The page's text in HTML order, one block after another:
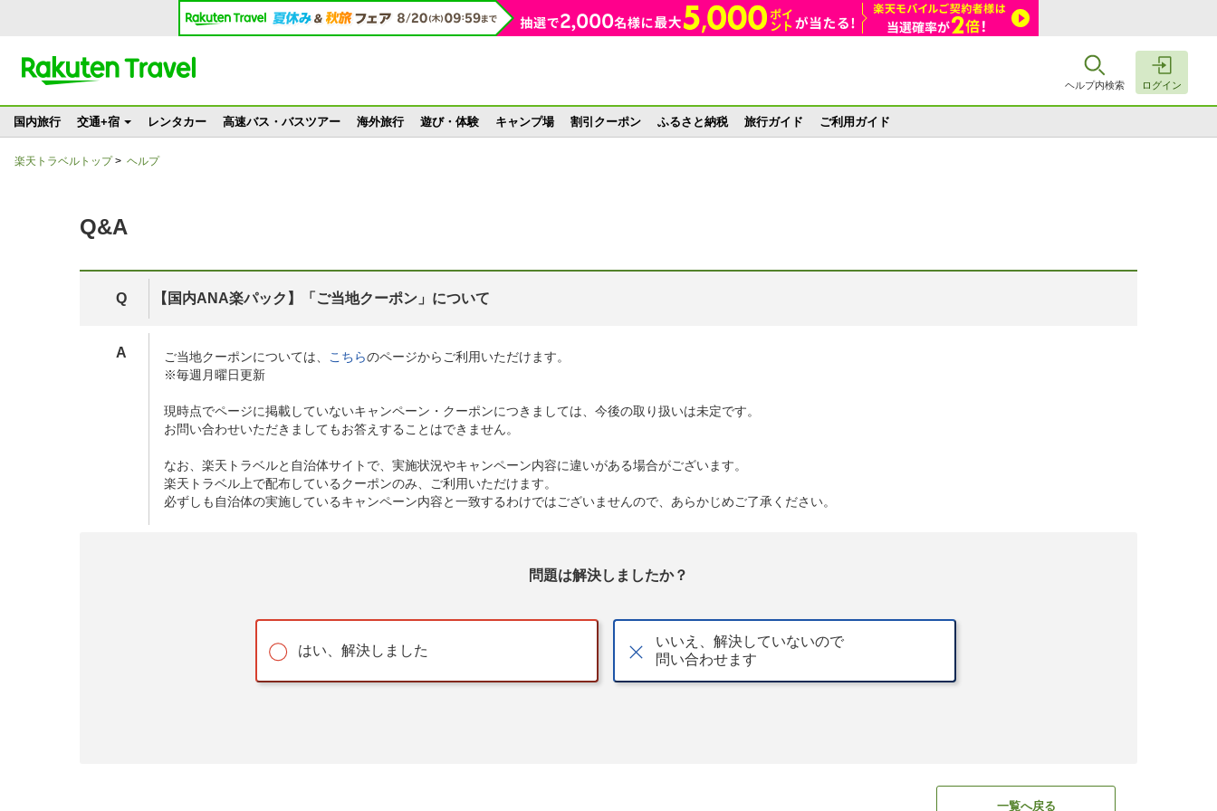
ヘルプ内検索 ログイン
国内旅行 交通+宿 レンタカー 高速バス・バスツアー 海外旅行 遊び・体験 キャンプ場 割引クーポン ふるさと納税 旅行ガイド ご利用ガイド
楽天トラベルトップ> ヘルプ
Q&A
Q 【国内ANA楽パック】「ご当地クーポン」について
A ご当地クーポンについては、 こちらのページからご利用いただけます。
※毎週月曜日更新
現時点でページに掲載していないキャンペーン・クーポンにつきましては、今後の取り扱いは未定です。
お問い合わせいただきましてもお答えすることはできません。
なお、楽天トラベルと自治体サイトで、実施状況やキャンペーン内容に違いがある場合がございます。
楽天トラベル上で配布しているクーポンのみ、ご利用いただけます。
必ずしも自治体の実施しているキャンペーン内容と一致するわけではございませんので、あらかじめご了承ください。
問題は解決しましたか？
はい、解決しました
いいえ、解決していないので
問い合わせます
一覧へ戻る